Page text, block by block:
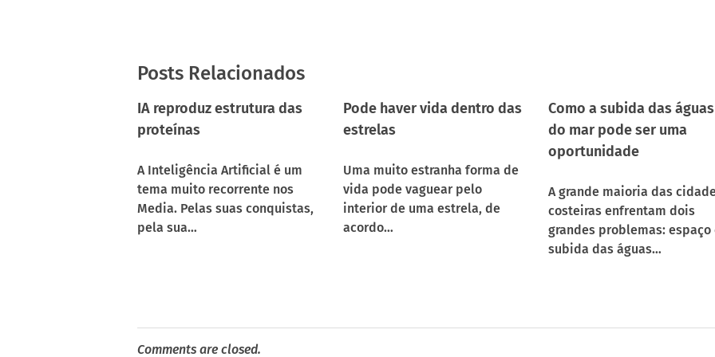
Posts Relacionados
IA reproduz estrutura das
proteínas
A Inteligência Artificial é um
tema muito recorrente nos
Media. Pelas suas conquistas,
pela sua…
Pode haver vida dentro das
estrelas
Uma muito estranha forma de
vida pode vaguear pelo
interior de uma estrela, de
acordo…
Como a subida das águas
do mar pode ser uma
oportunidade
A grande maioria das
costeiras enfrentam dois
grandes problemas: espaço
subida das águas…
Comments are closed.